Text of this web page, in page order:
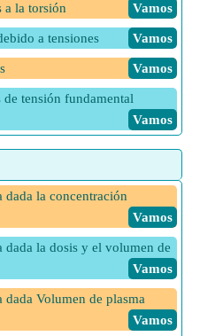
Vamos
de electrolitos Vamos
a la torsión Vamos
a tensiones Vamos
Vamos
tensión fundamental
Vamos
dada la concentración
Vamos
dada la dosis y el volumen de
Vamos
Volumen de plasma
Vamos